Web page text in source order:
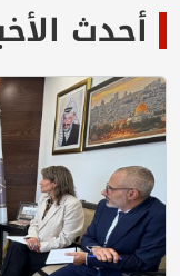
أحدث